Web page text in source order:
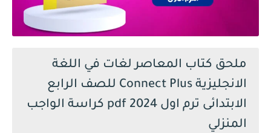
ملحق كتاب المعاصر لغات في اللغة
الانجليزية Connect Plus للصف الرابع
الابتدائى ترم اول 2024 pdf كراسة الواجب
المنزلي